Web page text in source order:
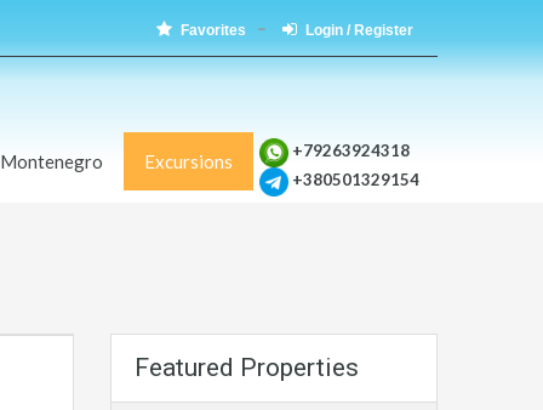
Favorites Login / Register
+79263924318
+380501329154
Excursions
Featured Properties